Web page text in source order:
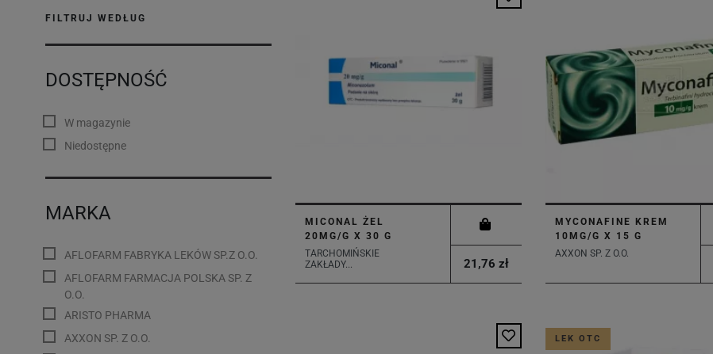
FILTRUJ WEDŁUG
DOSTĘPNOŚĆ
W magazynie
Niedostępne
MARKA
AFLOFARM FABRYKA LEKÓW SP.Z O.O.
AFLOFARM FARMACJA POLSKA SP. Z
O.O.
ARISTO PHARMA
AXXON SP. Z O.O.
MICONAL ŻEL
20MG/G X 30 G
TARCHOMIŃSKIE
ZAKŁADY...
21,76 zł
MYCONAFINE KREM
10MG/G X 15 G
AXXON SP. Z O.O.
LEK OTC